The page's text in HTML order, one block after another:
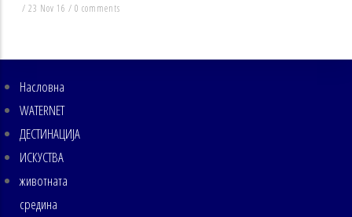
/ 23 Nov 16 / 0 comments
MAIN
NAVIGATION
Насловна
WATERNET
ДЕСТИНАЦИЈА
ИСКУСТВА
животната
средина